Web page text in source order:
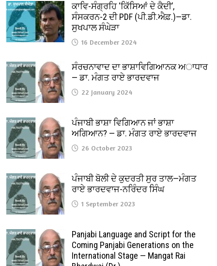
ਕਾਵਿ-ਸੰਗ੍ਰਹਿ ‘ਕਿੱਸਿਆਂ ਦੇ ਕੈਦੀ’,
ਸੰਸਕਰਨ-2 ਦੀ PDF (ਪੀ.ਡੀ.ਐਫ਼.)—ਡਾ.
ਸੁਖਪਾਲ ਸੰਘੇੜਾ
16 December 2024
ਸੰਰਚਨਾਵਾਦ ਦਾ ਭਾਸ਼ਾਵਿਗਿਆਨਕ ਅਾਧਾਰ
— ਡਾ. ਮੰਗਤ ਰਾਏ ਭਾਰਦਵਾਜ
22 January 2024
ਪੰਜਾਬੀ ਭਾਸ਼ਾ ਵਿਗਿਆਨ ਜਾਂ ਭਾਸ਼ਾ
ਅਗਿਆਨ? — ਡਾ. ਮੰਗਤ ਰਾਏ ਭਾਰਦਵਾਜ
26 October 2023
ਪੰਜਾਬੀ ਬੋਲੀ ਦੇ ਕੁਦਰਤੀ ਸੁਰ ਤਾਲ—ਮੰਗਤ
ਰਾਏ ਭਾਰਦਵਾਜ-ਨਰਿੰਦਰ ਸਿੰਘ
1 September 2023
Panjabi Language and Script for the
Coming Panjabi Generations on the
International Stage — Mangat Rai